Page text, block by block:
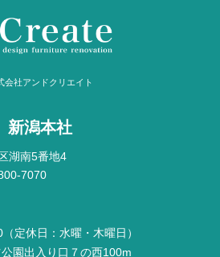
会社アンドクリエイト
新潟本社
湖南5番地4
7070
定休日：水曜・木曜日）
園出入り口７の西100m